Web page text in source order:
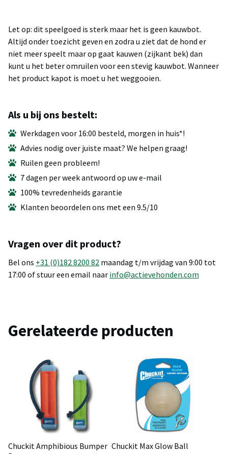
Let op: dit speelgoed is sterk maar het is geen kauwbot.
Altijd onder toezicht geven en zodra u ziet dat de hond er
niet meer speelt maar op gaat kauwen (zijkant bek) dan
kunt u het beter omruilen voor een stevig kauwbot. Wanneer
het product kapot is moet u het weggooien.
Als u bij ons bestelt:
Werkdagen voor 16:00 besteld, morgen in huis*!
Advies nodig over juiste maat? We helpen graag!
Ruilen geen probleem!
7 dagen per week antwoord op uw e-mail
100% tevredenheids garantie
Klanten beoordelen ons met een 9.5/10
Vragen over dit product?
Bel ons +31 (0)182 8200 82 maandag t/m vrijdag van 9:00 tot
17:00 of stuur een email naar info@actievehonden.com
Gerelateerde producten
Chuckit Amphibious Bumper Chuckit Max Glow Ball